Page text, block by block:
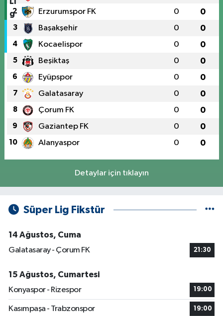
2 Erzurumspor FK 0 0
3 Başakşehir 0 0
4 Kocaelispor 0 0
5 Beşiktaş 0 0
6 Eyüpspor 0 0
7 Galatasaray 0 0
8 Çorum FK 0 0
9 Gaziantep FK 0 0
10 Alanyaspor 0 0
Detaylar için tıklayın
Süper Lig Fikstür
14 Ağustos, Cuma
Galatasaray - Çorum FK
21:30
15 Ağustos, Cumartesi
Konyaspor - Rizespor
19:00
Kasımpaşa - Trabzonspor 19:00